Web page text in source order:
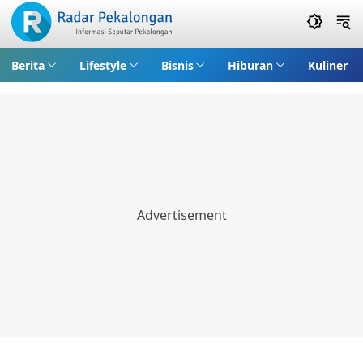
Berita Lifestyle Bisnis Hiburan Kuliner